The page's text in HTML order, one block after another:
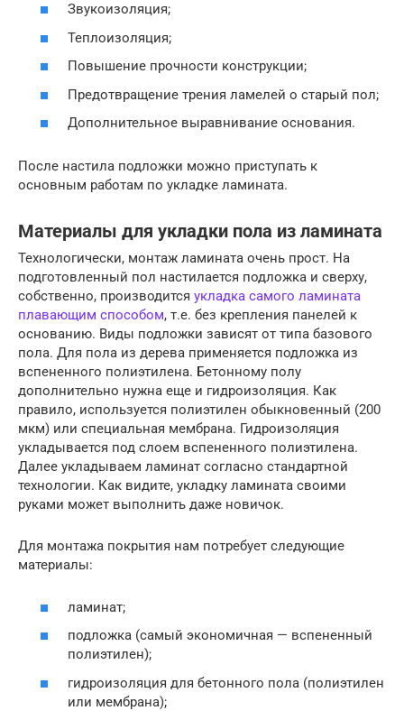
Звукоизоляция;
Теплоизоляция;
Повышение прочности конструкции;
Предотвращение трения ламелей о старый пол;
Дополнительное выравнивание основания.
После настила подложки можно приступать к
основным работам по укладке ламината.
Материалы для укладки пола из ламината
Технологически, монтаж ламината очень прост. На
подготовленный пол настилается подложка и сверху,
собственно, производится укладка самого ламината
плавающим способом, т.е. без крепления панелей к
основанию. Виды подложки зависят от типа базового
пола. Для пола из дерева применяется подложка из
вспененного полиэтилена. Бетонному полу
дополнительно нужна еще и гидроизоляция. Как
правило, используется полиэтилен обыкновенный (200
мкм) или специальная мембрана. Гидроизоляция
укладывается под слоем вспененного полиэтилена.
Далее укладываем ламинат согласно стандартной
технологии. Как видите, укладку ламината своими
руками может выполнить даже новичок.
Для монтажа покрытия нам потребует следующие
материалы:
ламинат;
подложка (самый экономичная — вспененный
полиэтилен);
гидроизоляция для бетонного пола (полиэтилен
или мембрана);